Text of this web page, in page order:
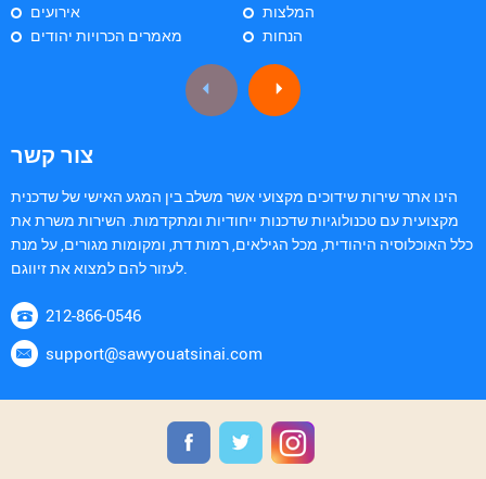
אירועים
מאמרים הכרויות יהודים
המלצות
הנחות
צור קשר
הינו אתר שירות שידוכים מקצועי אשר משלב בין המגע האישי של שדכנית
מקצועית עם טכנולוגיות שדכנות ייחודיות ומתקדמות. השירות משרת את
כלל האוכלוסיה היהודית, מכל הגילאים, רמות דת, ומקומות מגורים, על מנת
לעזור להם למצוא את זיווגם.
212-866-0546
support@sawyouatsinai.com